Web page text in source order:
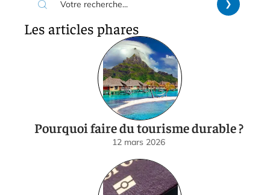
Les articles phares
Pourquoi faire du tourisme durable ?
12 mars 2026